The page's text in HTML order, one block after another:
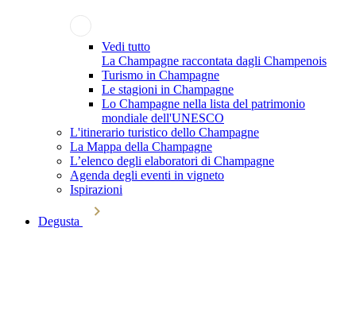
Vedi tutto
La Champagne raccontata dagli Champenois
Turismo in Champagne
Le stagioni in Champagne
Lo Champagne nella lista del patrimonio
mondiale dell'UNESCO
L'itinerario turistico dello Champagne
La Mappa della Champagne
L’elenco degli elaboratori di Champagne
Agenda degli eventi in vigneto
Ispirazioni
Degusta